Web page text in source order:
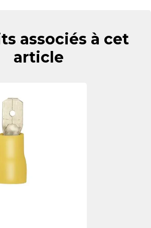
associés à cet
article